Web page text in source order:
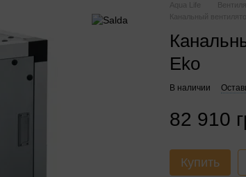
Aqua Life
Канальный
Eko
В наличии
82 910
Купить